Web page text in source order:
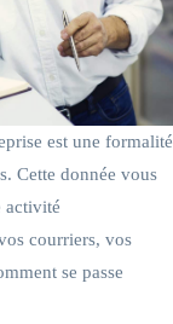
est une formalité
Cette donnée vous
activité
courriers, vos
se passe